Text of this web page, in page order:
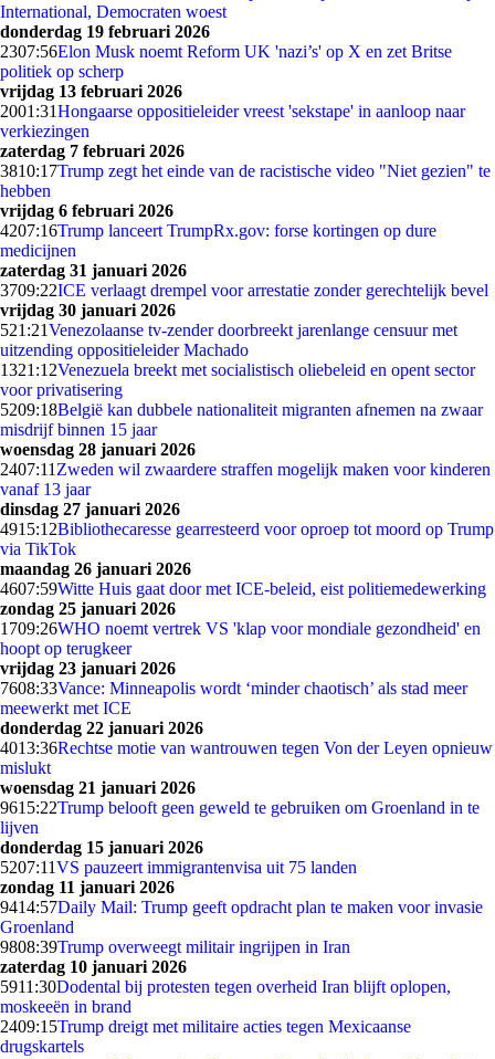
International, Democraten woest
donderdag 19 februari 2026
2307:56Elon Musk noemt Reform UK 'nazi’s' op X en zet Britse
politiek op scherp
vrijdag 13 februari 2026
2001:31Hongaarse oppositieleider vreest 'sekstape' in aanloop naar
verkiezingen
zaterdag 7 februari 2026
3810:17Trump zegt het einde van de racistische video "Niet gezien" te
hebben
vrijdag 6 februari 2026
4207:16Trump lanceert TrumpRx.gov: forse kortingen op dure
medicijnen
zaterdag 31 januari 2026
3709:22ICE verlaagt drempel voor arrestatie zonder gerechtelijk bevel
vrijdag 30 januari 2026
521:21Venezolaanse tv-zender doorbreekt jarenlange censuur met
uitzending oppositieleider Machado
1321:12Venezuela breekt met socialistisch oliebeleid en opent sector
voor privatisering
5209:18België kan dubbele nationaliteit migranten afnemen na zwaar
misdrijf binnen 15 jaar
woensdag 28 januari 2026
2407:11 Zweden wil zwaardere straffen mogelijk maken voor kinderen
vanaf 13 jaar
dinsdag 27 januari 2026
4915:12Bibliothecaresse gearresteerd voor oproep tot moord op Trump
via TikTok
maandag 26 januari 2026
4607:59Witte Huis gaat door met ICE-beleid, eist politiemedewerking
zondag 25 januari 2026
1709:26WHO noemt vertrek VS 'klap voor mondiale gezondheid' en
hoopt op terugkeer
vrijdag 23 januari 2026
7608:33Vance: Minneapolis wordt ‘minder chaotisch’ als stad meer
meewerkt met ICE
donderdag 22 januari 2026
4013:36Rechtse motie van wantrouwen tegen Von der Leyen opnieuw
mislukt
woensdag 21 januari 2026
9615:22Trump belooft geen geweld te gebruiken om Groenland in te
lijven
donderdag 15 januari 2026
5207:11VS pauzeert immigrantenvisa uit 75 landen
zondag 11 januari 2026
9414:57Daily Mail: Trump geeft opdracht plan te maken voor invasie
Groenland
9808:39Trump overweegt militair ingrijpen in Iran
zaterdag 10 januari 2026
5911:30Dodental bij protesten tegen overheid Iran blijft oplopen,
moskeeën in brand
2409:15Trump dreigt met militaire acties tegen Mexicaanse
drugskartels